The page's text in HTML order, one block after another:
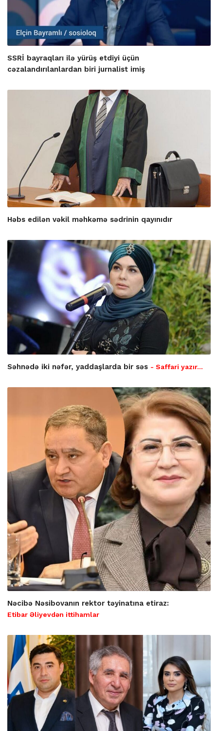
SSRİ bayraqları ilə yürüş etdiyi üçün
cəzalandırılanlardan biri jurnalist imiş
Həbs edilən vəkil məhkəmə sədrinin qayınıdır
Səhnədə iki nəfər, yaddaşlarda bir səs - Saffari yazır…
Nəcibə Nəsibovanın rektor təyinatına etiraz:
Etibar Əliyevdən ittihamlar